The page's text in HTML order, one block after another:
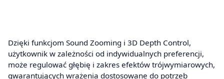
Dzięki funkcjom Sound Zooming i 3D Depth Control,
użytkownik w zależności od indywidualnych preferencji,
może regulować głębię i zakres efektów trójwymiarowych,
gwarantujących wrażenia dostosowane do potrzeb